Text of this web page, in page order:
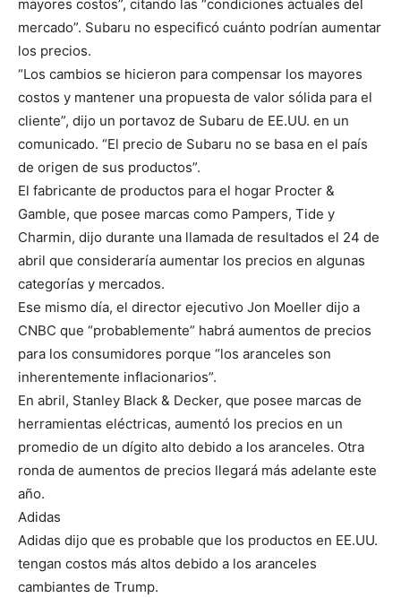
mayores costos”, citando las “condiciones actuales del
mercado”. Subaru no especificó cuánto podrían aumentar
los precios.
“Los cambios se hicieron para compensar los mayores
costos y mantener una propuesta de valor sólida para el
cliente”, dijo un portavoz de Subaru de EE.UU. en un
comunicado. “El precio de Subaru no se basa en el país
de origen de sus productos”.
El fabricante de productos para el hogar Procter &
Gamble, que posee marcas como Pampers, Tide y
Charmin, dijo durante una llamada de resultados el 24 de
abril que consideraría aumentar los precios en algunas
categorías y mercados.
Ese mismo día, el director ejecutivo Jon Moeller dijo a
CNBC que “probablemente” habrá aumentos de precios
para los consumidores porque “los aranceles son
inherentemente inflacionarios”.
En abril, Stanley Black & Decker, que posee marcas de
herramientas eléctricas, aumentó los precios en un
promedio de un dígito alto debido a los aranceles. Otra
ronda de aumentos de precios llegará más adelante este
año.
Adidas
Adidas dijo que es probable que los productos en EE.UU.
tengan costos más altos debido a los aranceles
cambiantes de Trump.